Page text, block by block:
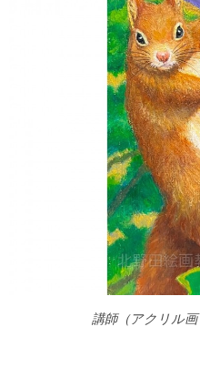
講師（アクリル画